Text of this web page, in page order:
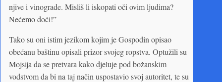
njive i vinograde. Misliš li iskopati oči ovim ljudima?
Nećemo doći!”
Tako su oni istim jezikom kojim je Gospodin opisao
obećanu baštinu opisali prizor svojeg ropstva. Optužili su
Mojsija da se pretvara kako djeluje pod božanskim
vodstvom da bi na taj način uspostavio svoj autoritet, te su